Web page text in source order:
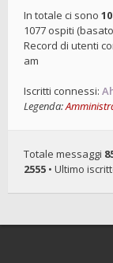
In totale ci sono
1077 ospiti
Record di utenti
am
Iscritti connessi:
Legenda:
Totale messaggi
2555 • Ultimo